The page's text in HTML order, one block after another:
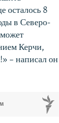
осталось 8
в Северо-
Керчи,
– написал он